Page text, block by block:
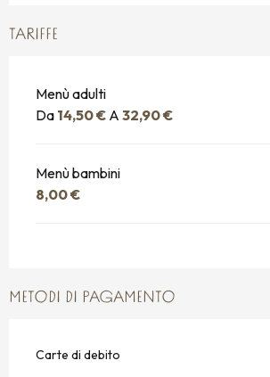
TARIFFE
Menù adulti
Da 14,50 € A 32,90 €
Menù bambini
8,00 €
METODI DI PAGAMENTO
Carte di debito